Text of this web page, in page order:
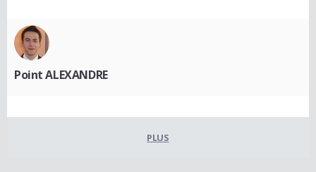
Point ALEXANDRE
PLUS